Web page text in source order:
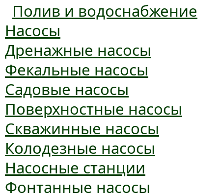
Полив и водоснабжение
Насосы
Дренажные насосы
Фекальные насосы
Садовые насосы
Поверхностные насосы
Скважинные насосы
Колодезные насосы
Насосные станции
Фонтанные насосы